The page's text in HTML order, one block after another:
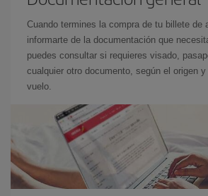
Cuando termines la compra de tu billete de
informarte de la documentación que
puedes consultar si requieres visado,
cualquier otro documento, según el origen
vuelo.